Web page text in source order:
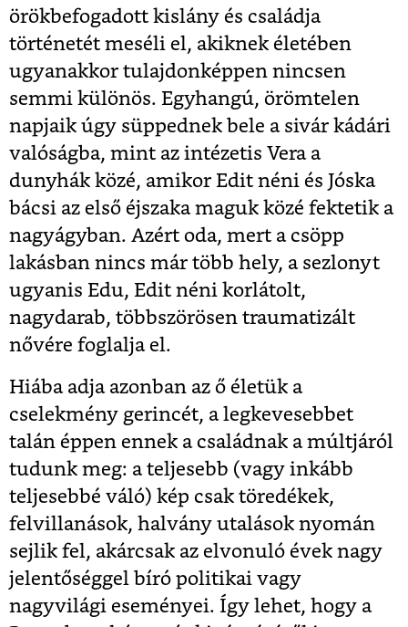
örökbefogadott kislány és családja
történetét meséli el, akiknek életében
ugyanakkor tulajdonképpen nincsen
semmi különös. Egyhangú, örömtelen
napjaik úgy süppednek bele a sivár kádári
valóságba, mint az intézetis Vera a
dunyhák közé, amikor Edit néni és Jóska
bácsi az első éjszaka maguk közé fektetik a
nagyágyban. Azért oda, mert a csöpp
lakásban nincs már több hely, a sezlonyt
ugyanis Edu, Edit néni korlátolt,
nagydarab, többszörösen traumatizált
nővére foglalja el.
Hiába adja azonban az ő életük a
cselekmény gerincét, a legkevesebbet
talán éppen ennek a családnak a múltjáról
tudunk meg: a teljesebb (vagy inkább
teljesebbé váló) kép csak töredékek,
felvillanások, halvány utalások nyomán
sejlik fel, akárcsak az elvonuló évek nagy
jelentőséggel bíró politikai vagy
nagyvilági eseményei. Így lehet, hogy a